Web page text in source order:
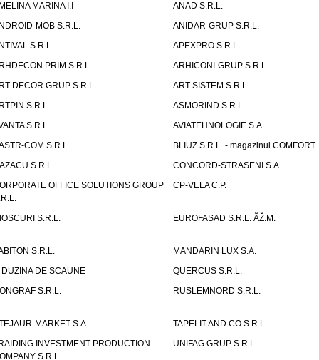
MARINA I.I
ANAD S.R.L.
MOB S.R.L.
ANIDAR-GRUP S.R.L.
S.R.L.
APEXPRO S.R.L.
PRIM S.R.L.
ARHICONI-GRUP S.R.L.
DECOR GRUP S.R.L.
ART-SISTEM S.R.L.
S.R.L.
ASMORIND S.R.L.
S.R.L.
AVIATEHNOLOGIE S.A.
COM S.R.L.
BLIUZ S.R.L. - magazinul COMFORT
S.R.L.
CONCORD-STRASENI S.A.
OFFICE SOLUTIONS GROUP
CP-VELA C.P.
S.R.L. EUROFASAD S.R.L. ÃŽ.M.
S.R.L.
MANDARIN LUX S.A.
DUZINA DE SCAUNE
QUERCUS S.R.L.
S.R.L.
RUSLEMNORD S.R.L.
MARKET S.A.
TAPELIT AND CO S.R.L.
INVESTMENT PRODUCTION
S.R.L.
UNIFAG GRUP S.R.L.